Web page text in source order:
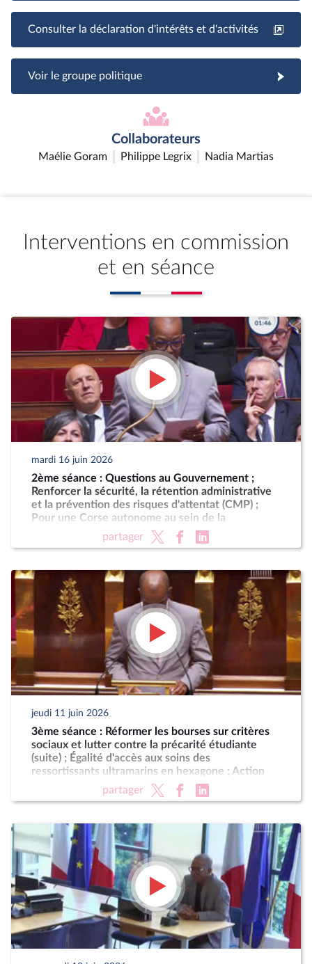
Consulter la déclaration d'intérêts et d'activités
Voir le groupe politique
Collaborateurs
Maélie Goram Philippe Legrix Nadia Martias
Interventions en commission
et en séance
mardi 16 juin 2026
2ème séance : Questions au Gouvernement ;
Renforcer la sécurité, la rétention administrative
et la prévention des risques d'attentat (CMP) ;
Pour une Corse autonome au sein de la
partager
jeudi 11 juin 2026
3ème séance : Réformer les bourses sur critères
sociaux et lutter contre la précarité étudiante
(suite) ; Égalité d'accès aux soins des
ressortissants ultramarins en hexagone ; Action
résolue de la France contre le blocus imposé au
partager